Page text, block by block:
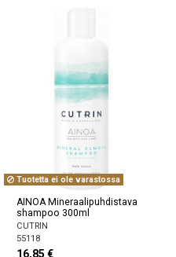
Tuotetta ei ole varastossa
AINOA Mineraalipuhdistava
shampoo 300ml
CUTRIN
55118
16,85 €